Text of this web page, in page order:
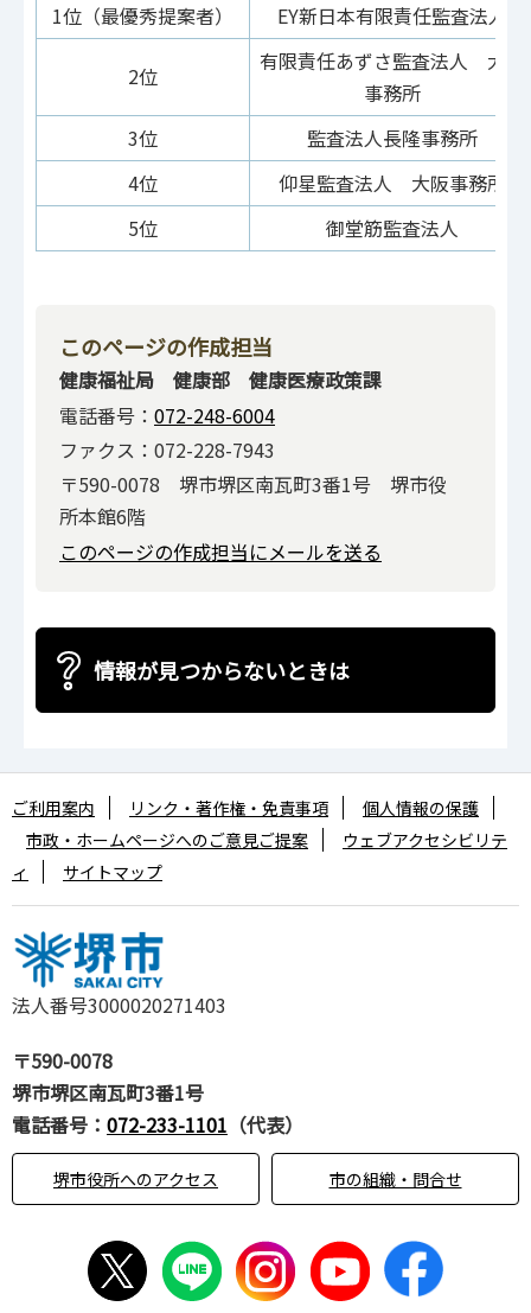
1位（最優秀提案者） EY新日本有限責任監査法人
2位
有限責任あずさ監査法人 大阪
事務所
3位
監査法人長隆事務所
4位
仰星監査法人 大阪事務所
5位
御堂筋監査法人
このページの作成担当
健康福祉局 健康部 健康医療政策課
電話番号： 072-248-6004
ファクス：072-228-7943
〒590-0078 堺市堺区南瓦町3番1号 堺市役
所本館6階
このページの作成担当にメールを送る
情報が見つからないときは
法人番号3000020271403
〒590-0078
堺市堺区南瓦町3番1号
電話番号： 072-233-1101 （代表）
堺市役所へのアクセス 市の組織・問合せ
ご利用案内 リンク・著作権・免責事項
個人情報の保護
市政・ホームページへのご意見ご提案
ウェブアクセシビリテ
ィ
サイトマップ